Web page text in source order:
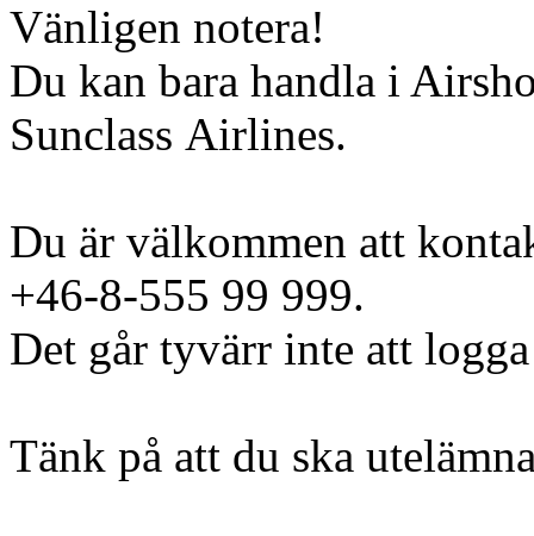
Vänligen notera!
Du kan bara handla i
Sunclass Airlines.
Du är välkommen att
+46-8-555 99 999.
Det går tyvärr inte att
Tänk på att du ska